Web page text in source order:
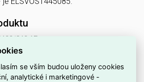
840 1F
6400/840 1F 42,1W IP65
se vším budou uloženy cookies
analytické i marketingové -